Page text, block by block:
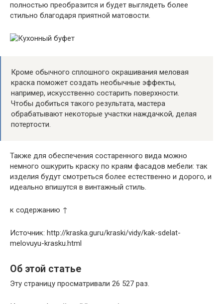
полностью преобразится и будет выглядеть более
стильно благодаря приятной матовости.
Кроме обычного сплошного окрашивания меловая
краска поможет создать необычные эффекты,
например, искусственно состарить поверхности.
Чтобы добиться такого результата, мастера
обрабатывают некоторые участки наждачкой, делая
потертости.
Также для обеспечения состаренного вида можно
немного ошкурить краску по краям фасадов мебели: так
изделия будут смотреться более естественно и дорого, и
идеально впишутся в винтажный стиль.
к содержанию ↑
Источник: http://kraska.guru/kraski/vidy/kak-sdelat-
melovuyu-krasku.html
Об этой статье
Эту страницу просматривали 26 527 раз.